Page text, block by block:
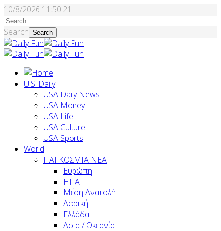
10/8/2026 11:50:22
Search Search
U.S. Daily
USA Daily News
USA Money
USA Life
USA Culture
USA Sports
World
ΠΑΓΚΟΣΜΙΑ ΝΕΑ
Ευρώπη
ΗΠΑ
Μέση Ανατολή
Αφρική
Ελλάδα
Ασία / Ωκεανία